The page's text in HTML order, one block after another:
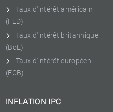
Taux d'intérêt américain
(FED)
Taux d'intérêt britannique
(BoE)
Taux d'intérêt européen
(ECB)
INFLATION IPC